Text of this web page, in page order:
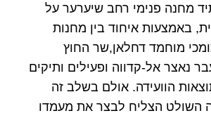
מחנה פנימי רחב שיערער על
באמצעות איחוד בין מחנות
מוחמד דחלאן,שר החוץ
נאצר אל-קדווה ופעילים ותיקים
הוועידה. אולם בשלב זה
השולט הצליח לבצר את מעמדו